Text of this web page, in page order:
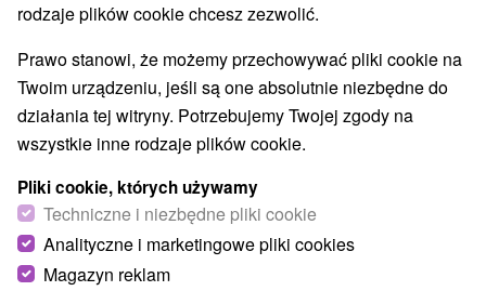
rodzaje plików cookie chcesz zezwolić.
Prawo stanowi, że możemy przechowywać pliki cookie na
Twoim urządzeniu, jeśli są one absolutnie niezbędne do
działania tej witryny. Potrzebujemy Twojej zgody na
wszystkie inne rodzaje plików cookie.
Pliki cookie, których używamy
Techniczne i niezbędne pliki cookie
Analityczne i marketingowe pliki cookies
Magazyn reklam